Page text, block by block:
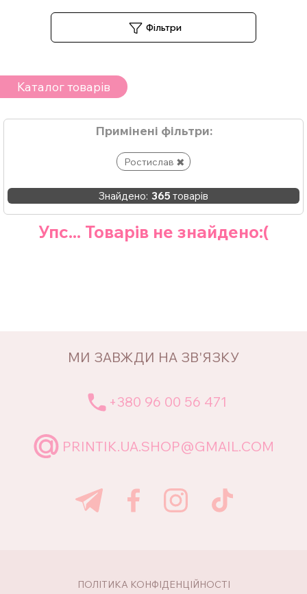
Фільтри
Каталог товарів
Примінені фільтри:
Ростислав
Знайдено: 365 товарів
Упс... Товарів не знайдено:(
МИ ЗАВЖДИ НА ЗВ'ЯЗКУ
+380 96 00 56 471
PRINTIK.UA.SHOP@GMAIL.COM
ПОЛІТИКА КОНФІДЕНЦІЙНОСТІ